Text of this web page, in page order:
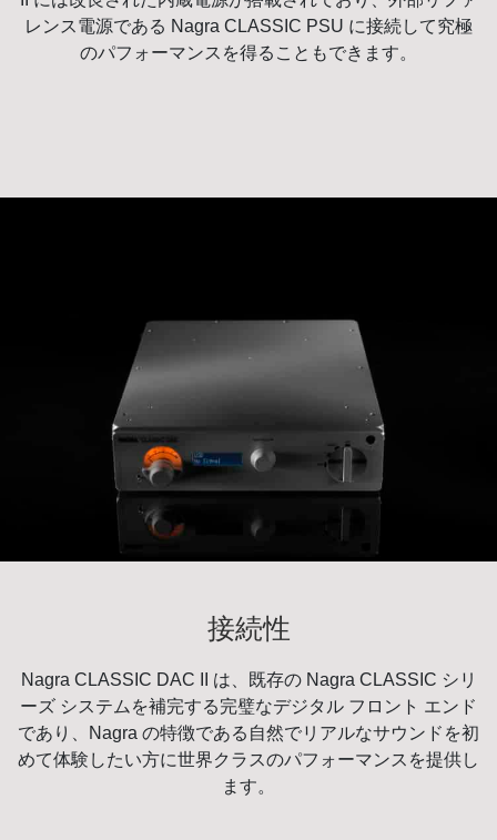
レンス電源である Nagra CLASSIC PSU に接続して究極
のパフォーマンスを得ることもできます。
接続性
Nagra CLASSIC DAC II は、既存の Nagra CLASSIC シリ
ーズ システムを補完する完璧なデジタル フロント エンド
であり、Nagra の特徴である自然でリアルなサウンドを初
めて体験したい方に世界クラスのパフォーマンスを提供し
ます。